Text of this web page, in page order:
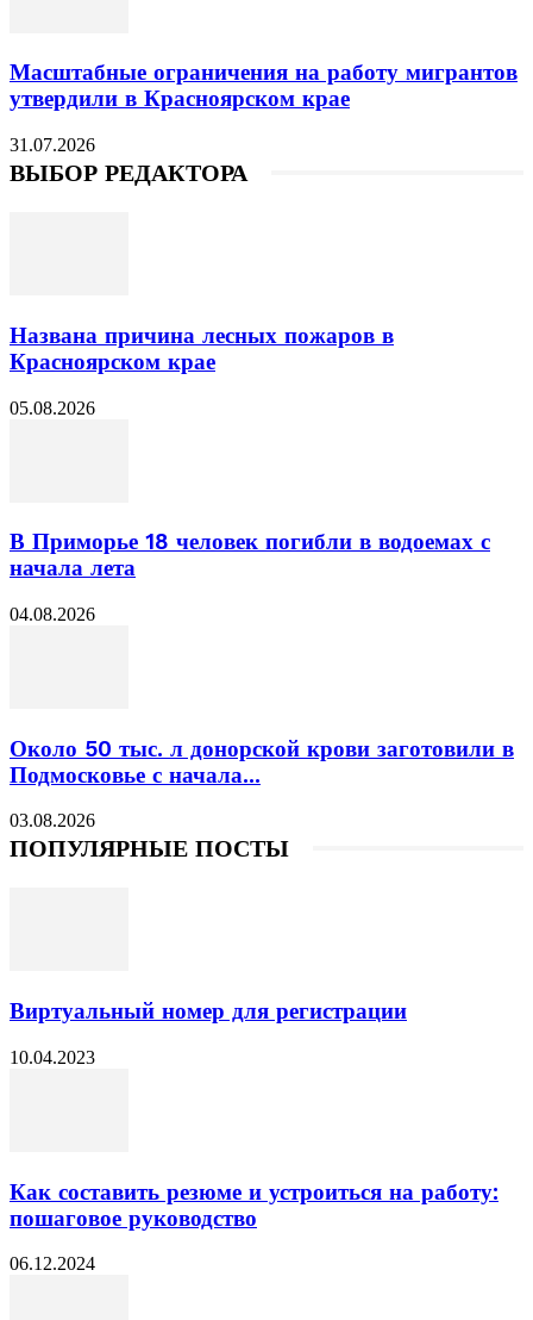
Масштабные ограничения на работу мигрантов
утвердили в Красноярском крае
31.07.2026
ВЫБОР РЕДАКТОРА
Названа причина лесных пожаров в
Красноярском крае
05.08.2026
В Приморье 18 человек погибли в водоемах с
начала лета
04.08.2026
Около 50 тыс. л донорской крови заготовили в
Подмосковье с начала...
03.08.2026
ПОПУЛЯРНЫЕ ПОСТЫ
Виртуальный номер для регистрации
10.04.2023
Как составить резюме и устроиться на работу:
пошаговое руководство
06.12.2024